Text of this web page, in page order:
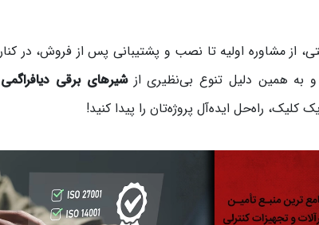
از مشاوره اولیه تا نصب و پشتیبانی پس از فروش، در
و به همین دلیل تنوع بی‌نظیری ازشیرهای برقی دیافراگمی
کلیک، راه‌حل ایده‌آل پروژه‌تان را پیدا کنید!